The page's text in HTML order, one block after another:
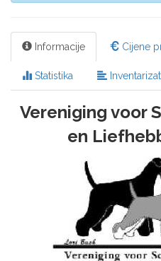
Informacije Cijene
Statistika
Vereniging voor
en